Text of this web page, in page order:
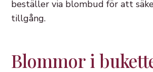
beställer via blombud för att
tillgång.
Blommor i